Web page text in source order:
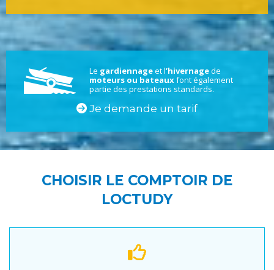
Le gardiennageet l’hivernagede
moteurs ou bateaux font également
partie des prestations standards.
Je demande un tarif
CHOISIR LE COMPTOIR DE
LOCTUDY